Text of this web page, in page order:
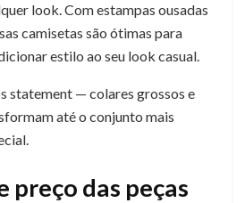
look. Com estampas ousadas
camisetas são ótimas para
estilo ao seu look casual.
statement — colares grossos e
até o conjunto mais
preço das peças